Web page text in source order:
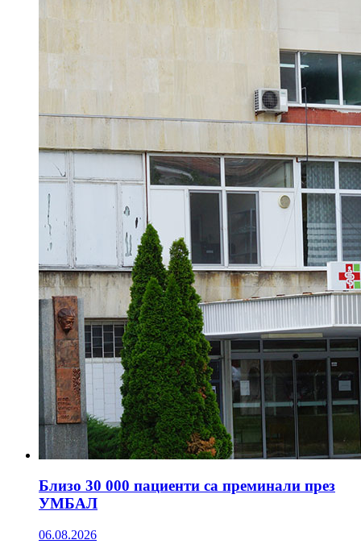
Близо 30 000 пациенти са преминали през
УМБАЛ
06.08.2026